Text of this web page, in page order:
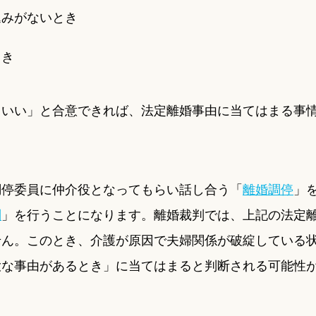
がないとき
い」と合意できれば、法定離婚事由に当てはまる事
委員に仲介役となってもらい話し合う「離婚調停 」
」を行うことになります。離婚裁判では、上記の法定
。このとき、介護が原因で夫婦関係が破綻している
事由があるとき」に当てはまると判断される可能性